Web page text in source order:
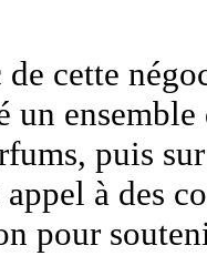
de cette
un
puis
à des
pour